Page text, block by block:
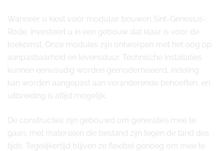
Wanneer u kiest voor modulair bouwen Sint-Genesius-
Rode, investeert u in een gebouw dat klaar is voor de
toekomst. Onze modules zijn ontworpen met het oog op
aanpasbaarheid en levensduur. Technische installaties
kunnen eenvoudig worden gemoderniseerd, indeling
kan worden aangepast aan veranderende behoeften, en
uitbreiding is altijd mogelijk.
De constructies zijn gebouwd om generaties mee te
gaan, met materialen die bestand zijn tegen de tand des
tijds. Tegelijkertijd blijven ze flexibel genoeg om mee te